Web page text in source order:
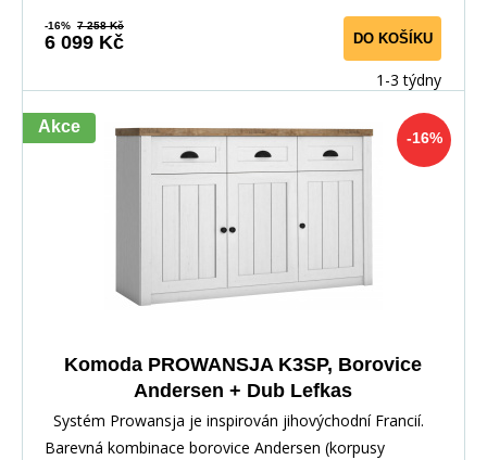
-16% 7 258 Kč
6 099 Kč DO KOŠÍKU
1-3 týdny
-16%
Akce
Komoda PROWANSJA K3SP, Borovice
Andersen + Dub Lefkas
Systém Prowansja je inspirován jihovýchodní Francií.
Barevná kombinace borovice Andersen (korpusy